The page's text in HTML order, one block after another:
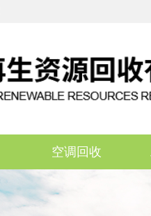
空调回收